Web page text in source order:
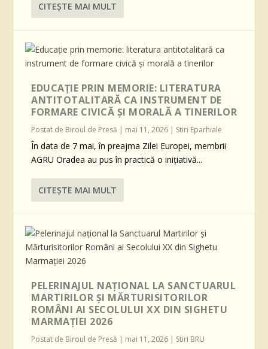
CITEŞTE MAI MULT
EDUCAȚIE PRIN MEMORIE: LITERATURA
ANTITOTALITARĂ CA INSTRUMENT DE
FORMARE CIVICĂ ȘI MORALĂ A TINERILOR
Postat de Biroul de Presă | mai 11, 2026 | Stiri Eparhiale
În data de 7 mai, în preajma Zilei Europei, membrii
AGRU Oradea au pus în practică o inițiativă...
CITEŞTE MAI MULT
PELERINAJUL NAȚIONAL LA SANCTUARUL
MARTIRILOR ȘI MĂRTURISITORILOR
ROMÂNI AI SECOLULUI XX DIN SIGHETU
MARMAȚIEI 2026
Postat de Biroul de Presă | mai 11, 2026 | Stiri BRU